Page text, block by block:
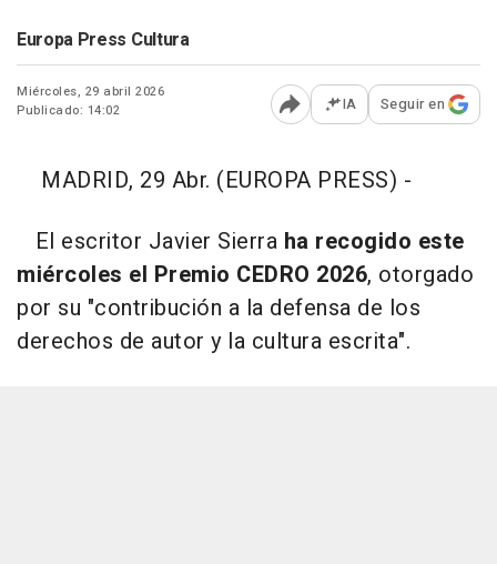
Europa Press Cultura
Miércoles, 29 abril 2026
Publicado: 14:02
Abrir opciones para
IA Seguir en
MADRID, 29 Abr. (EUROPA PRESS) -
El escritor Javier Sierra ha recogido este
miércoles el Premio CEDRO 2026, otorgado
por su "contribución a la defensa de los
derechos de autor y la cultura escrita".